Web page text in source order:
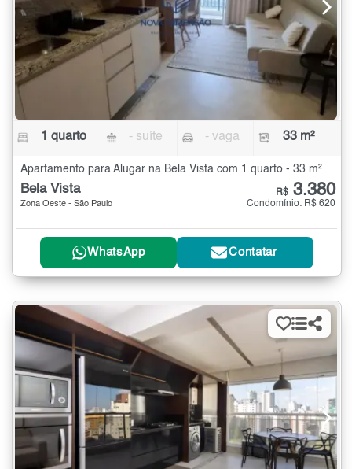
1 quarto - suíte - vaga 33 m²
Apartamento para Alugar na Bela Vista com 1 quarto - 33 m²
Bela Vista
Zona Oeste - São Paulo
R$ 3.380
Condomínio: R$ 620
WhatsApp Contatar